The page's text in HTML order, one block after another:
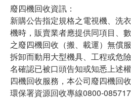
廢四機回收資訊：
新購公告指定規格之電視機、洗
機時，販賣業者應提供同項目、
之廢四機回收（搬、載運）無償
拆卸而動用大型機具、工程或危
名確認已被口頭告知或知悉上述
四機回收服務，本公司廢四機回
環保署資源回收專線0800-085717